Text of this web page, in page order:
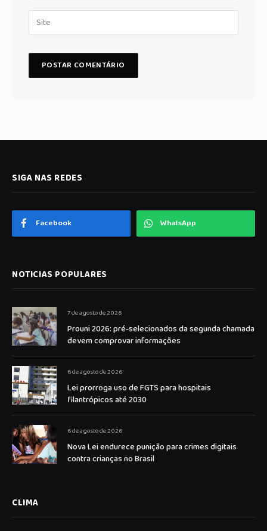
SIGA NAS REDES
Facebook WhatsApp
NOTICIAS POPULARES
7 de agosto de 2026
Prouni 2026: pré-selecionados da segunda chamada
devem comprovar informações
6 de agosto de 2026
Lei prorroga uso de FGTS para hospitais
filantrópicos até 2030
6 de agosto de 2026
Nova Lei endurece punição para crimes digitais
contra crianças no Brasil
CLIMA